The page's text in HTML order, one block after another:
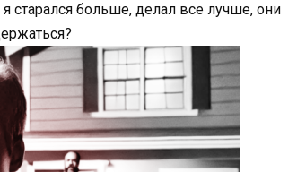
старался больше, делал все лучше, они